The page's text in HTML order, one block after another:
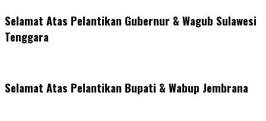
Selamat Atas Pelantikan Gubernur & Wagub Sulawesi
Tenggara
Selamat Atas Pelantikan Bupati & Wabup Jembrana